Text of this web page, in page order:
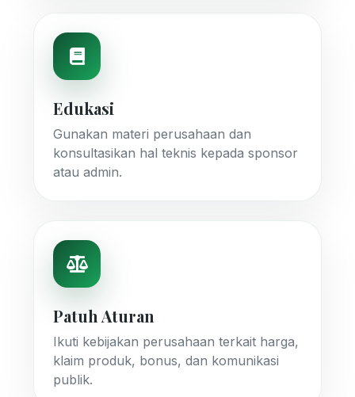
Edukasi
Gunakan materi perusahaan dan
konsultasikan hal teknis kepada sponsor
atau admin.
Patuh Aturan
Ikuti kebijakan perusahaan terkait harga,
klaim produk, bonus, dan komunikasi
publik.